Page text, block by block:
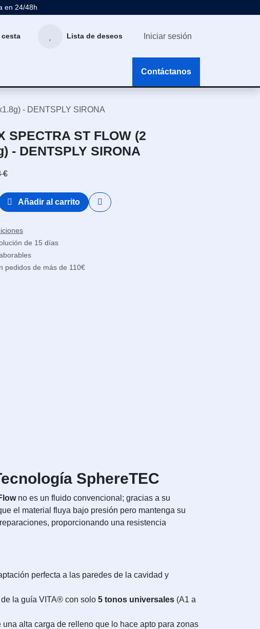
en 24/48h
cesta Lista de deseos Iniciar sesión
Contáctanos
- DENTSPLY SIRONA
SPECTRA ST FLOW (2
- DENTSPLY SIRONA
€
Añadir al carrito
de 15 días
pedidos de más de 110€
SphereTEC
no es un fluido convencional; gracias a su
el material fluya bajo presión pero mantenga su
proporcionando una resistencia
perfecta a las paredes de la cavidad y
la guía VITA® con solo 5 tonos universales (A1 a
alta carga de relleno que lo hace apto para zonas